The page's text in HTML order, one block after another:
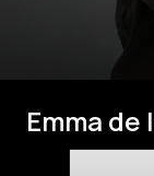
Emma de